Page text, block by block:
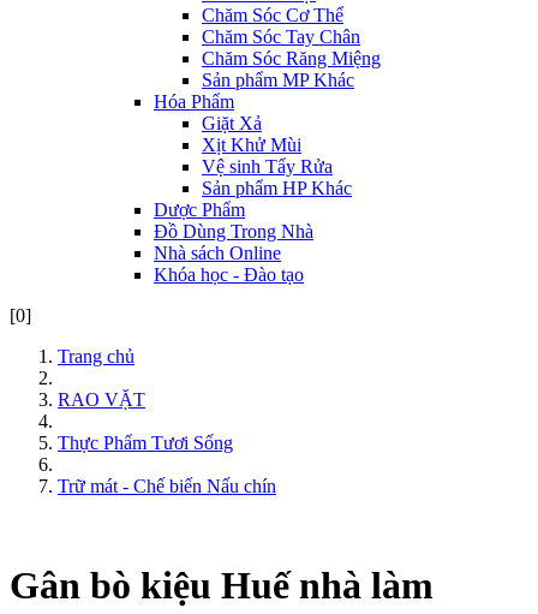
Chăm Sóc Cơ Thể
Chăm Sóc Tay Chân
Chăm Sóc Răng Miệng
Sản phẩm MP Khác
Hóa Phẩm
Giặt Xả
Xịt Khử Mùi
Vệ sinh Tẩy Rửa
Sản phẩm HP Khác
Dược Phẩm
Đồ Dùng Trong Nhà
Nhà sách Online
Khóa học - Đào tạo
[0]
Trang chủ
RAO VẶT
Thực Phẩm Tươi Sống
Trữ mát - Chế biến Nấu chín
Gân bò kiệu Huế nhà làm